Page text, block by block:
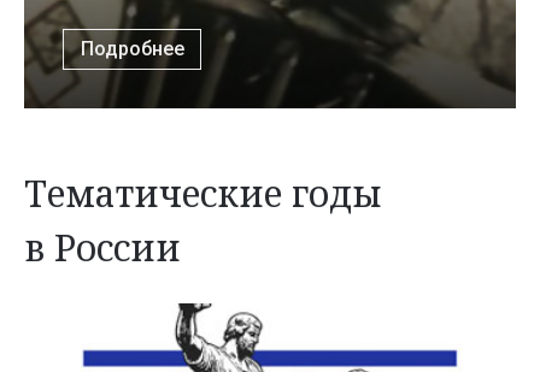
Подробнее
Тематические годы
в России